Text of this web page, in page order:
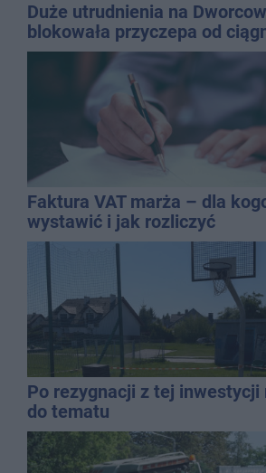
Duże utrudnienia na
blokowała przyczepa od
Faktura VAT marża – dla
wystawić i jak rozliczyć
Po rezygnacji z tej inwestycji
do tematu